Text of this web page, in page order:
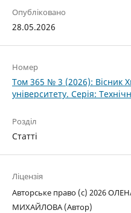
Опубліковано
28.05.2026
Номер
Том 365 № 3 (2026): Вісник
університету. Серія:
Розділ
Статті
Ліцензія
Авторське право (c) 2026
МИХАЙЛОВА (Автор)